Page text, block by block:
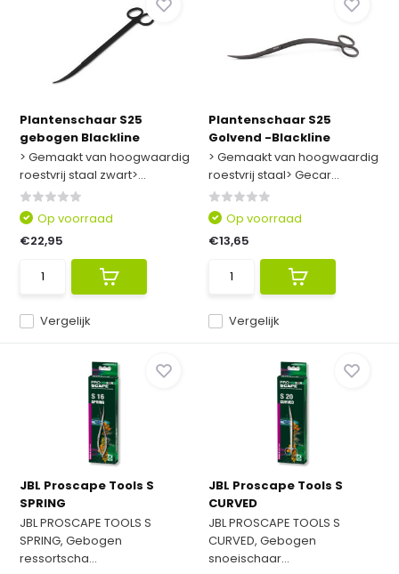
Plantenschaar S25
gebogen Blackline
> Gemaakt van hoogwaardig
roestvrij staal zwart>...
Vergelijk
Op voorraad
€22,95
Plantenschaar S25
Golvend -Blackline
> Gemaakt van hoogwaardig
roestvrij staal> Gecar...
Vergelijk
Op voorraad
€13,65
JBL Proscape Tools S
SPRING
JBL PROSCAPE TOOLS S
SPRING, Gebogen
ressortscha...
JBL Proscape Tools S
CURVED
JBL PROSCAPE TOOLS S
CURVED, Gebogen
snoeischaar...